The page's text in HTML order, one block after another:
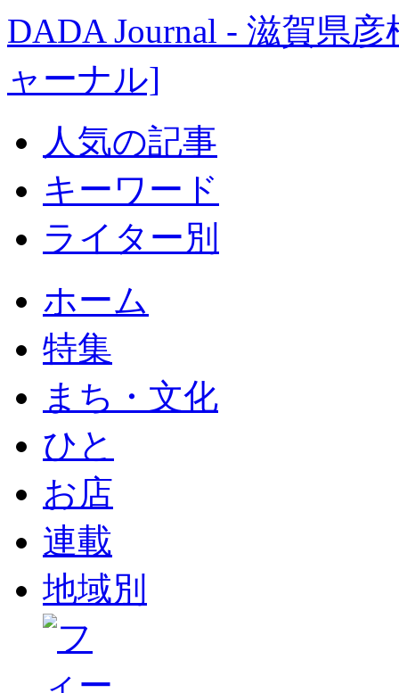
DADA Journal - 滋賀県
ャーナル]
人気の記事
キーワード
ライター別
ホーム
特集
まち・文化
ひと
お店
連載
地域別